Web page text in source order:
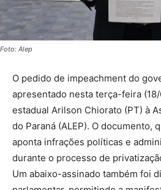
Foto: Alep
O pedido de impeachment do
apresentado nesta terça-feira
estadual Arilson Chiorato (PT) à
do Paraná (ALEP). O documento,
aponta infrações políticas e
durante o processo de
Um abaixo-assinado também foi